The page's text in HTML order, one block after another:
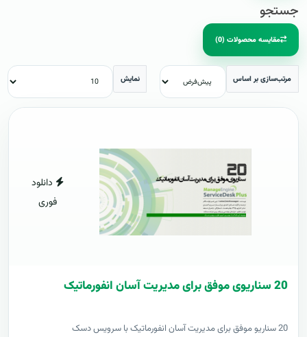
جستجو
مقایسه محصولات (0)
مرتب‌سازی بر اساس نمایش
دانلود
فوری
20 سناریوی موفق برای مدیریت آسان انفورماتیک
20 سناریو موفق برای مدیریت آسان انفورماتیک با سرویس دسک